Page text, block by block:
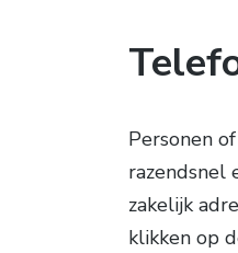
Personen
razendsnel
zakelijk
klikken op